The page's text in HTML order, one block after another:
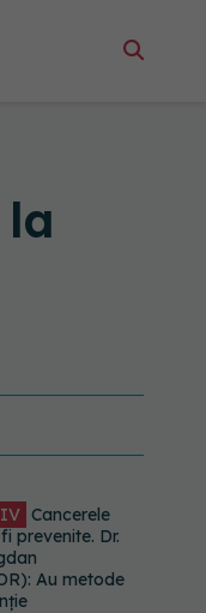
Cancerele
prevenite. Dr.
Au metode